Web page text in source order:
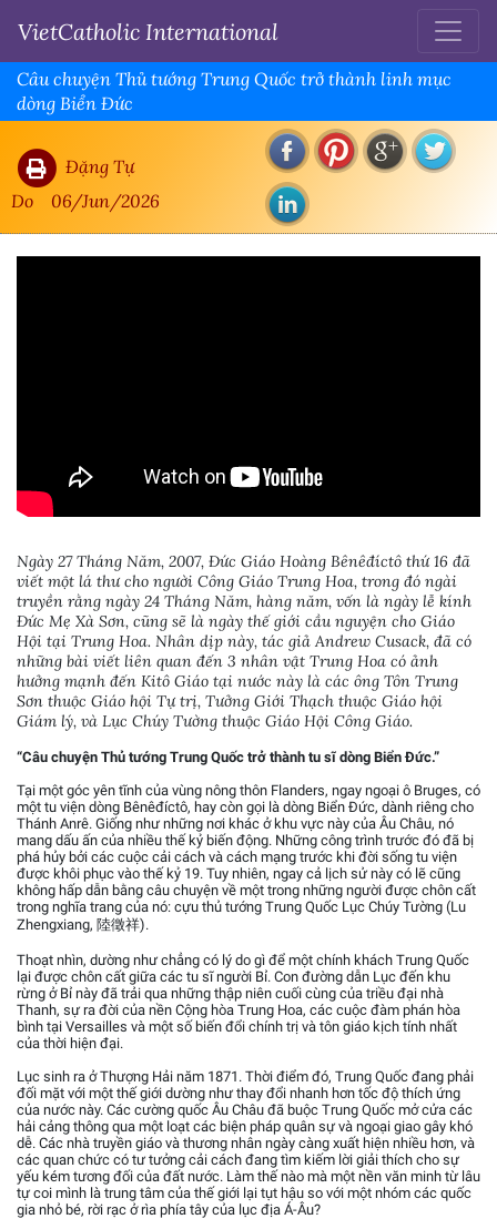
VietCatholic International
Câu chuyện Thủ tướng Trung Quốc trở thành linh mục
dòng Biển Đức
Đặng Tự
Do
06/Jun/2026
Ngày 27 Tháng Năm, 2007, Đức Giáo Hoàng Bênêđíctô thứ 16 đã
viết một lá thư cho người Công Giáo Trung Hoa, trong đó ngài
truyền rằng ngày 24 Tháng Năm, hàng năm, vốn là ngày lễ kính
Đức Mẹ Xà Sơn, cũng sẽ là ngày thế giới cầu nguyện cho Giáo
Hội tại Trung Hoa. Nhân dịp này, tác giả Andrew Cusack, đã có
những bài viết liên quan đến 3 nhân vật Trung Hoa có ảnh
hưởng mạnh đến Kitô Giáo tại nước này là các ông Tôn Trung
Sơn thuộc Giáo hội Tự trị, Tưởng Giới Thạch thuộc Giáo hội
Giám lý, và Lục Chúy Tường thuộc Giáo Hội Công Giáo.
“Câu chuyện Thủ tướng Trung Quốc trở thành tu sĩ dòng Biển Đức.”
Tại một góc yên tĩnh của vùng nông thôn Flanders, ngay ngoại ô Bruges, có
một tu viện dòng Bênêđíctô, hay còn gọi là dòng Biển Đức, dành riêng cho
Thánh Anrê. Giống như những nơi khác ở khu vực này của Âu Châu, nó
mang dấu ấn của nhiều thế kỷ biến động. Những công trình trước đó đã bị
phá hủy bởi các cuộc cải cách và cách mạng trước khi đời sống tu viện
được khôi phục vào thế kỷ 19. Tuy nhiên, ngay cả lịch sử này có lẽ cũng
không hấp dẫn bằng câu chuyện về một trong những người được chôn cất
trong nghĩa trang của nó: cựu thủ tướng Trung Quốc Lục Chúy Tường (Lu
Zhengxiang, 陸徵祥).
Thoạt nhìn, dường như chẳng có lý do gì để một chính khách Trung Quốc
lại được chôn cất giữa các tu sĩ người Bỉ. Con đường dẫn Lục đến khu
rừng ở Bỉ này đã trải qua những thập niên cuối cùng của triều đại nhà
Thanh, sự ra đời của nền Cộng hòa Trung Hoa, các cuộc đàm phán hòa
bình tại Versailles và một số biến đổi chính trị và tôn giáo kịch tính nhất
của thời hiện đại.
Lục sinh ra ở Thượng Hải năm 1871. Thời điểm đó, Trung Quốc đang phải
đối mặt với một thế giới dường như thay đổi nhanh hơn tốc độ thích ứng
của nước này. Các cường quốc Âu Châu đã buộc Trung Quốc mở cửa các
hải cảng thông qua một loạt các biện pháp quân sự và ngoại giao gây khó
dễ. Các nhà truyền giáo và thương nhân ngày càng xuất hiện nhiều hơn, và
các quan chức có tư tưởng cải cách đang tìm kiếm lời giải thích cho sự
yếu kém tương đối của đất nước. Làm thế nào mà một nền văn minh từ lâu
tự coi mình là trung tâm của thế giới lại tụt hậu so với một nhóm các quốc
gia nhỏ bé, rời rạc ở rìa phía tây của lục địa Á-Âu?